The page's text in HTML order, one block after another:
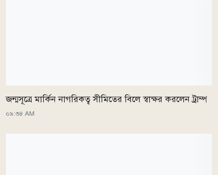
জন্মসূত্রে মার্কিন নাগরিকত্ব সীমিতের বিলে স্বাক্ষর করলেন ট্রাম্প
০৯:৩৪ AM